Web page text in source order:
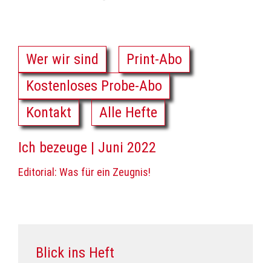
Wer wir sind
Print-Abo
Kostenloses Probe-Abo
Kontakt
Alle Hefte
Ich bezeuge | Juni 2022
Editorial: Was für ein Zeugnis!
Blick ins Heft